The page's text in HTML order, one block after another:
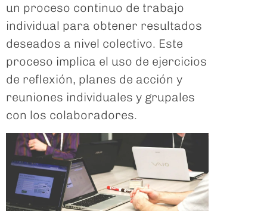
un proceso continuo de trabajo
individual para obtener resultados
deseados a nivel colectivo. Este
proceso implica el uso de ejercicios
de reflexión, planes de acción y
reuniones individuales y grupales
con los colaboradores.